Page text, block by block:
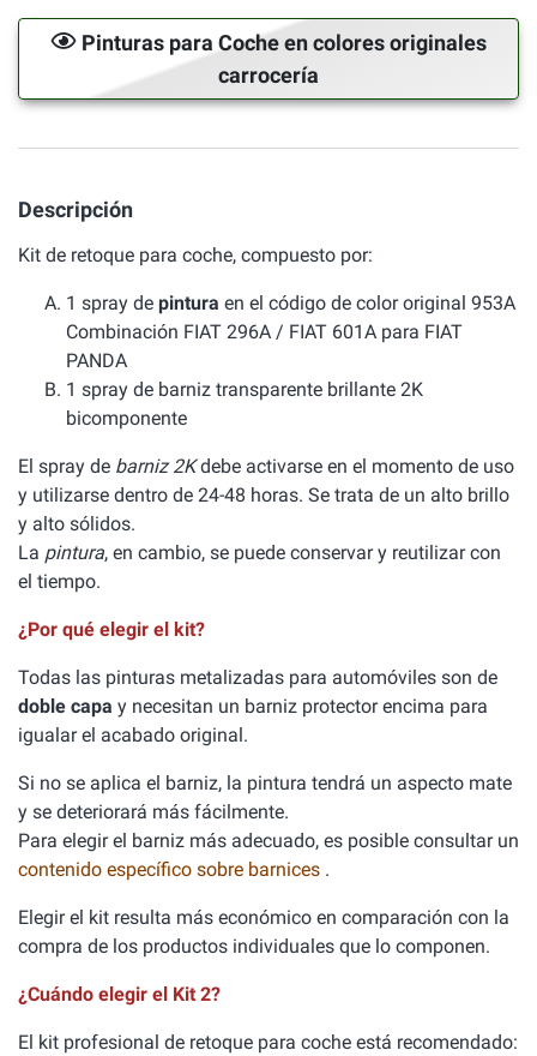
Pinturas para Coche en colores originales
carrocería
Descripción
Kit de retoque para coche, compuesto por:
1 spray de pintura en el código de color original 953A
Combinación FIAT 296A / FIAT 601A para FIAT
PANDA
1 spray de barniz transparente brillante 2K
bicomponente
El spray de barniz 2Kdebe activarse en el momento de uso
y utilizarse dentro de 24-48 horas. Se trata de un alto brillo
y alto sólidos.
La pintura, en cambio, se puede conservar y reutilizar con
el tiempo.
¿Por qué elegir el kit?
Todas las pinturas metalizadas para automóviles son de
doble capa y necesitan un barniz protector encima para
igualar el acabado original.
Si no se aplica el barniz, la pintura tendrá un aspecto mate
y se deteriorará más fácilmente.
Para elegir el barniz más adecuado, es posible consultar un
contenido específico sobre barnices .
Elegir el kit resulta más económico en comparación con la
compra de los productos individuales que lo componen.
¿Cuándo elegir el Kit 2?
El kit profesional de retoque para coche está recomendado: